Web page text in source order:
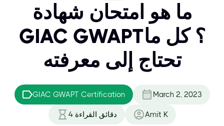
ما هو امتحان شهادة
GIAC GWAPT؟ كل ما
تحتاج إلى معرفته
GIAC GWAPT Certification March 2, 2023
4 دقائق القراءة Amit K